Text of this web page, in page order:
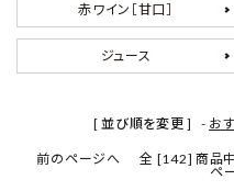
赤ワイン［甘口］
ジュース
[ 並び順を変更 ] - お
前のページへ 全 [142] 商品
ペ